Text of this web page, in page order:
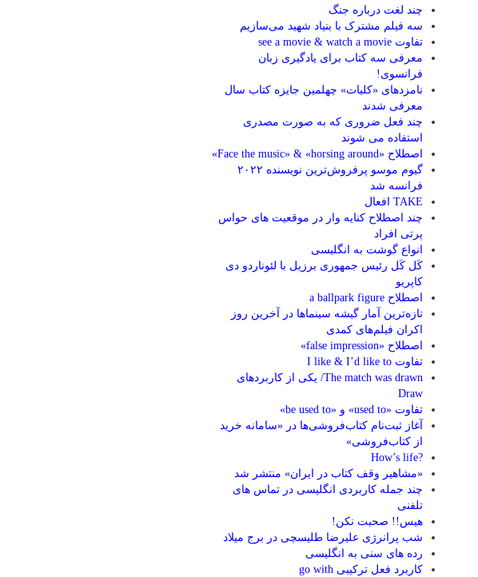
چند لغت درباره جنگ
سه فیلم مشترک با بنیاد شهید می‌سازیم
تفاوت see a movie & watch a movie
معرفی سه کتاب برای یادگیری زبان
فرانسوی!
نامزدهای «کلیات» چهلمین جایزه کتاب سال
معرفی شدند
چند فعل ضروری که به صورت مصدری
استفاده می شوند
اصطلاح «Face the music» & «horsing around»
گیوم موسو پرفروش‌ترین نویسنده ۲۰۲۲
فرانسه شد
TAKE افعال
چند اصطلاح کنایه وار در موقعیت های حواس
پرتی افراد
انواع گوشت به انگلیسی
کَل کَل رئیس جمهوری برزیل با لئوناردو دی‌
کاپریو
اصطلاح a ballpark figure
تازه‌ترین آمار گیشه سینماها در آخرین روز
اکران فیلم‌های کمدی
اصطلاح «false impression»
تفاوت I like & I’d like to
The match was drawn/ یکی از کاربردهای
Draw
تفاوت «used to» و «be used to»
آغاز ثبت‌نام کتاب‌فروشی‌ها در «سامانه خرید
از کتاب‌فروشی»
?How’s life
«مشاهیر وقف کتاب در ایران» منتشر شد
چند جمله کاربردی انگلیسی در تماس های
تلفنی
هیس!! صحبت نکن!
شب پرانرژی علیرضا طلیسچی در برج میلاد
رده های سنی به انگلیسی
کاربرد فعل ترکیبی go with